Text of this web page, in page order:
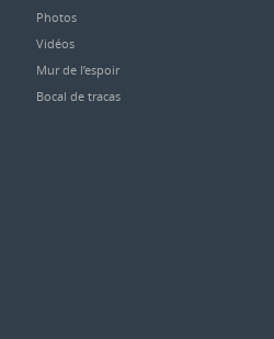
Photos
Vidéos
Mur de l’espoir
Bocal de tracas